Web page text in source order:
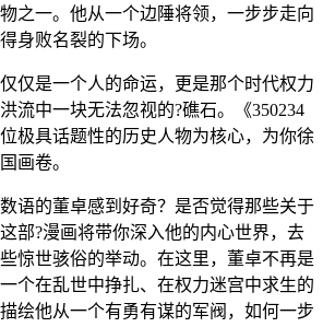
之一。他从一个边陲将领，一步步走向
身败名裂的下场。
仅是一个人的命运，更是那个时代权力
流中一块无法忽视的?礁石。《350234
极具话题性的历史人物为核心，为你徐
画卷。
语的董卓感到好奇？是否觉得那些关于
部?漫画将带你深入他的内心世界，去
惊世骇俗的举动。在这里，董卓不再是
个在乱世中挣扎、在权力迷宫中求生的
绘他从一个有勇有谋的军阀，如何一步